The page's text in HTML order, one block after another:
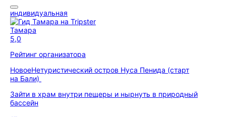
индивидуальная
Тамара
5,0
Рейтинг организатора
НовоеНетуристический остров Нуса Пенида (старт
на Бали)
Зайти в храм внутри пещеры и нырнуть в природный
бассейн